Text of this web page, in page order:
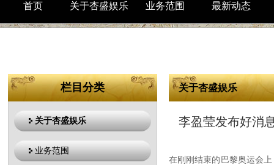
首页 关于杏盛娱乐 业务范围 最新动态
栏目分类
关于杏盛娱乐
业务范围
关于杏盛娱乐
你的位置： 杏盛
李盈莹发布好消
在刚刚结束的巴黎奥运会